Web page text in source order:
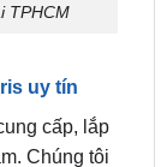
uy tín
Chúng tôi
phù hợp với
Sản phẩm